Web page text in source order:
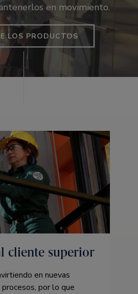
en movimiento.
LOS PRODUCTOS
cliente superior
en nuevas
por lo que